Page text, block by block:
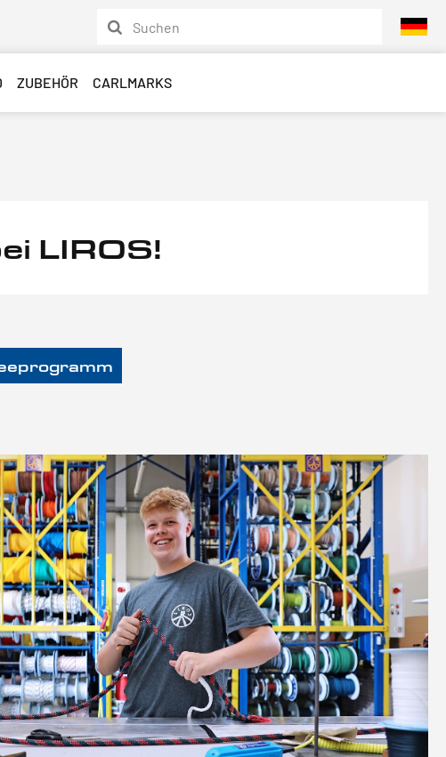
ZUBEHÖR CARLMARKS
LIROS!